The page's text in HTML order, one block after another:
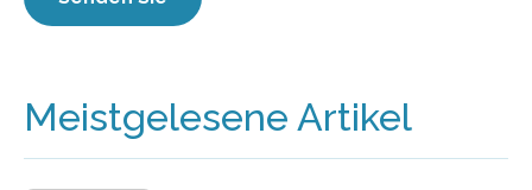
Meistgelesene Artikel